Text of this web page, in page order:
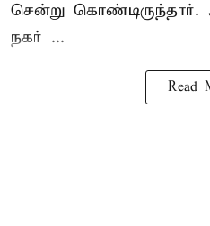
சென்று
நகர் ...
Read